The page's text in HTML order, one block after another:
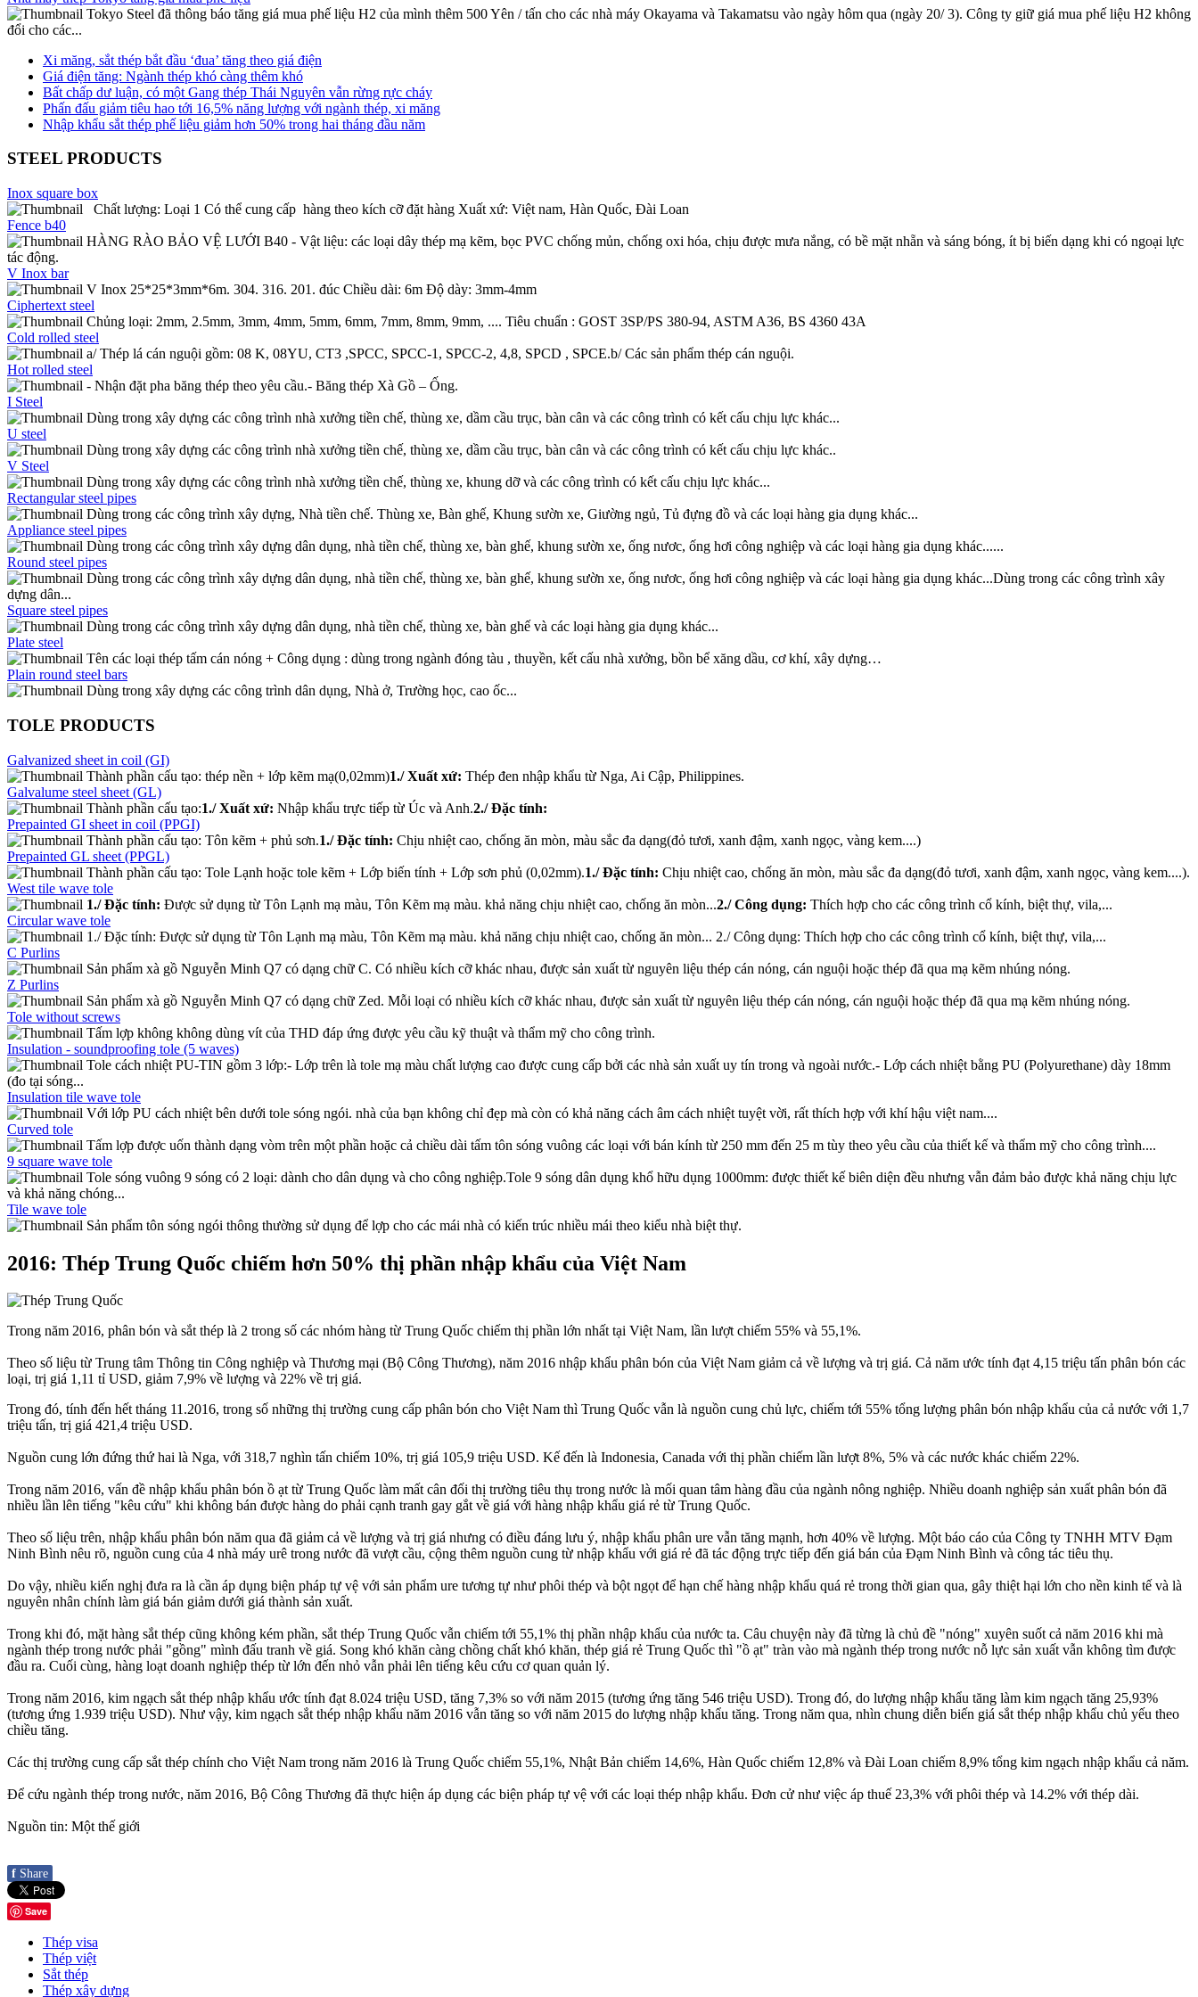
Tokyo Steel đã thông báo tăng giá mua phế liệu H2 của mình thêm 500 Yên / tấn cho các nhà máy Okayama và Takamatsu vào ngày hôm qua (ngày 20/ 3). Công ty giữ giá mua phế liệu H2 không
đổi cho các...
Xi măng, sắt thép bắt đầu ‘đua’ tăng theo giá điện
Giá điện tăng: Ngành thép khó càng thêm khó
Bất chấp dư luận, có một Gang thép Thái Nguyên vẫn rừng rực cháy
Phấn đấu giảm tiêu hao tới 16,5% năng lượng với ngành thép, xi măng
Nhập khẩu sắt thép phế liệu giảm hơn 50% trong hai tháng đầu năm
STEEL PRODUCTS
Inox square box
Chất lượng: Loại 1 Có thể cung cấp hàng theo kích cỡ đặt hàng Xuất xứ: Việt nam, Hàn Quốc, Đài Loan
Fence b40
HÀNG RÀO BẢO VỆ LƯỚI B40 - Vật liệu: các loại dây thép mạ kẽm, bọc PVC chống mủn, chống oxi hóa, chịu được mưa nắng, có bề mặt nhẵn và sáng bóng, ít bị biến dạng khi có ngoại lực
tác động.
V Inox bar
V Inox 25*25*3mm*6m. 304. 316. 201. đúc Chiều dài: 6m Độ dày: 3mm-4mm
Ciphertext steel
Chủng loại: 2mm, 2.5mm, 3mm, 4mm, 5mm, 6mm, 7mm, 8mm, 9mm, .... Tiêu chuẩn : GOST 3SP/PS 380-94, ASTM A36, BS 4360 43A
Cold rolled steel
a/ Thép lá cán nguội gồm: 08 K, 08YU, CT3 ,SPCC, SPCC-1, SPCC-2, 4,8, SPCD , SPCE.b/ Các sản phẩm thép cán nguội.
Hot rolled steel
- Nhận đặt pha băng thép theo yêu cầu.- Băng thép Xà Gồ – Ống.
I Steel
Dùng trong xây dựng các công trình nhà xưởng tiền chế, thùng xe, dầm cầu trục, bàn cân và các công trình có kết cấu chịu lực khác...
U steel
Dùng trong xây dựng các công trình nhà xưởng tiền chế, thùng xe, dầm cầu trục, bàn cân và các công trình có kết cấu chịu lực khác..
V Steel
Dùng trong xây dựng các công trình nhà xưởng tiền chế, thùng xe, khung dỡ và các công trình có kết cấu chịu lực khác...
Rectangular steel pipes
Dùng trong các công trình xây dựng, Nhà tiền chế. Thùng xe, Bàn ghế, Khung sườn xe, Giường ngủ, Tủ đựng đồ và các loại hàng gia dụng khác...
Appliance steel pipes
Dùng trong các công trình xây dựng dân dụng, nhà tiền chế, thùng xe, bàn ghế, khung sườn xe, ống nươc, ống hơi công nghiệp và các loại hàng gia dụng khác......
Round steel pipes
Dùng trong các công trình xây dựng dân dụng, nhà tiền chế, thùng xe, bàn ghế, khung sườn xe, ống nươc, ống hơi công nghiệp và các loại hàng gia dụng khác...Dùng trong các công trình xây
dựng dân...
Square steel pipes
Dùng trong các công trình xây dựng dân dụng, nhà tiền chế, thùng xe, bàn ghế và các loại hàng gia dụng khác...
Plate steel
Tên các loại thép tấm cán nóng + Công dụng : dùng trong ngành đóng tàu , thuyền, kết cấu nhà xưởng, bồn bể xăng dầu, cơ khí, xây dựng…
Plain round steel bars
Dùng trong xây dựng các công trình dân dụng, Nhà ở, Trường học, cao ốc...
TOLE PRODUCTS
Galvanized sheet in coil (GI)
Thành phần cấu tạo: thép nền + lớp kẽm mạ(0,02mm)1./ Xuất xứ: Thép đen nhập khẩu từ Nga, Ai Cập, Philippines.
Galvalume steel sheet (GL)
Thành phần cấu tạo:1./ Xuất xứ: Nhập khẩu trực tiếp từ Úc và Anh.2./ Đặc tính:
Prepainted GI sheet in coil (PPGI)
Thành phần cấu tạo: Tôn kẽm + phủ sơn.1./ Đặc tính: Chịu nhiệt cao, chống ăn mòn, màu sắc đa dạng(đỏ tươi, xanh đậm, xanh ngọc, vàng kem....)
Prepainted GL sheet (PPGL)
Thành phần cấu tạo: Tole Lạnh hoặc tole kẽm + Lớp biến tính + Lớp sơn phủ (0,02mm).1./ Đặc tính: Chịu nhiệt cao, chống ăn mòn, màu sắc đa dạng(đỏ tươi, xanh đậm, xanh ngọc, vàng kem....).
West tile wave tole
1./ Đặc tính: Được sử dụng từ Tôn Lạnh mạ màu, Tôn Kẽm mạ màu. khả năng chịu nhiệt cao, chống ăn mòn...2./ Công dụng: Thích hợp cho các công trình cổ kính, biệt thự, vila,...
Circular wave tole
1./ Đặc tính: Được sử dụng từ Tôn Lạnh mạ màu, Tôn Kẽm mạ màu. khả năng chịu nhiệt cao, chống ăn mòn... 2./ Công dụng: Thích hợp cho các công trình cổ kính, biệt thự, vila,...
C Purlins
Sản phẩm xà gồ Nguyễn Minh Q7 có dạng chữ C. Có nhiều kích cỡ khác nhau, được sản xuất từ nguyên liệu thép cán nóng, cán nguội hoặc thép đã qua mạ kẽm nhúng nóng.
Z Purlins
Sản phẩm xà gồ Nguyễn Minh Q7 có dạng chữ Zed. Mỗi loại có nhiều kích cỡ khác nhau, được sản xuất từ nguyên liệu thép cán nóng, cán nguội hoặc thép đã qua mạ kẽm nhúng nóng.
Tole without screws
Tấm lợp không không dùng vít của THD đáp ứng được yêu cầu kỹ thuật và thẩm mỹ cho công trình.
Insulation - soundproofing tole (5 waves)
Tole cách nhiệt PU-TIN gồm 3 lớp:- Lớp trên là tole mạ màu chất lượng cao được cung cấp bởi các nhà sản xuất uy tín trong và ngoài nước.- Lớp cách nhiệt bằng PU (Polyurethane) dày 18mm
(đo tại sóng...
Insulation tile wave tole
Với lớp PU cách nhiệt bên dưới tole sóng ngói. nhà của bạn không chỉ đẹp mà còn có khả năng cách âm cách nhiệt tuyệt vời, rất thích hợp với khí hậu việt nam....
Curved tole
Tấm lợp được uốn thành dạng vòm trên một phần hoặc cả chiều dài tấm tôn sóng vuông các loại với bán kính từ 250 mm đến 25 m tùy theo yêu cầu của thiết kế và thẩm mỹ cho công trình....
9 square wave tole
Tole sóng vuông 9 sóng có 2 loại: dành cho dân dụng và cho công nghiệp.Tole 9 sóng dân dụng khổ hữu dụng 1000mm: được thiết kế biên diện đều nhưng vẫn đảm bảo được khả năng chịu lực
và khả năng chóng...
Tile wave tole
Sản phẩm tôn sóng ngói thông thường sử dụng để lợp cho các mái nhà có kiến trúc nhiều mái theo kiểu nhà biệt thự.
2016: Thép Trung Quốc chiếm hơn 50% thị phần nhập khẩu của Việt Nam
Trong năm 2016, phân bón và sắt thép là 2 trong số các nhóm hàng từ Trung Quốc chiếm thị phần lớn nhất tại Việt Nam, lần lượt chiếm 55% và 55,1%.
Theo số liệu từ Trung tâm Thông tin Công nghiệp và Thương mại (Bộ Công Thương), năm 2016 nhập khẩu phân bón của Việt Nam giảm cả về lượng và trị giá. Cả năm ước tính đạt 4,15 triệu tấn phân bón các
loại, trị giá 1,11 tỉ USD, giảm 7,9% về lượng và 22% về trị giá.
Trong đó, tính đến hết tháng 11.2016, trong số những thị trường cung cấp phân bón cho Việt Nam thì Trung Quốc vẫn là nguồn cung chủ lực, chiếm tới 55% tổng lượng phân bón nhập khẩu của cả nước với 1,7
triệu tấn, trị giá 421,4 triệu USD.
Nguồn cung lớn đứng thứ hai là Nga, với 318,7 nghìn tấn chiếm 10%, trị giá 105,9 triệu USD. Kế đến là Indonesia, Canada với thị phần chiếm lần lượt 8%, 5% và các nước khác chiếm 22%.
Trong năm 2016, vấn đề nhập khẩu phân bón ồ ạt từ Trung Quốc làm mất cân đối thị trường tiêu thụ trong nước là mối quan tâm hàng đầu của ngành nông nghiệp. Nhiều doanh nghiệp sản xuất phân bón đã
nhiều lần lên tiếng "kêu cứu" khi không bán được hàng do phải cạnh tranh gay gắt về giá với hàng nhập khẩu giá rẻ từ Trung Quốc.
Theo số liệu trên, nhập khẩu phân bón năm qua đã giảm cả về lượng và trị giá nhưng có điều đáng lưu ý, nhập khẩu phân ure vẫn tăng mạnh, hơn 40% về lượng. Một báo cáo của Công ty TNHH MTV Đạm
Ninh Bình nêu rõ, nguồn cung của 4 nhà máy urê trong nước đã vượt cầu, cộng thêm nguồn cung từ nhập khẩu với giá rẻ đã tác động trực tiếp đến giá bán của Đạm Ninh Bình và công tác tiêu thụ.
Do vậy, nhiều kiến nghị đưa ra là cần áp dụng biện pháp tự vệ với sản phẩm ure tương tự như phôi thép và bột ngọt để hạn chế hàng nhập khẩu quá rẻ trong thời gian qua, gây thiệt hại lớn cho nền kinh tế và là
nguyên nhân chính làm giá bán giảm dưới giá thành sản xuất.
Trong khi đó, mặt hàng sắt thép cũng không kém phần, sắt thép Trung Quốc vẫn chiếm tới 55,1% thị phần nhập khẩu của nước ta. Câu chuyện này đã từng là chủ đề "nóng" xuyên suốt cả năm 2016 khi mà
ngành thép trong nước phải "gồng" mình đấu tranh về giá. Song khó khăn càng chồng chất khó khăn, thép giá rẻ Trung Quốc thì "ồ ạt" tràn vào mà ngành thép trong nước nỗ lực sản xuất vẫn không tìm được
đầu ra. Cuối cùng, hàng loạt doanh nghiệp thép từ lớn đến nhỏ vẫn phải lên tiếng kêu cứu cơ quan quản lý.
Trong năm 2016, kim ngạch sắt thép nhập khẩu ước tính đạt 8.024 triệu USD, tăng 7,3% so với năm 2015 (tương ứng tăng 546 triệu USD). Trong đó, do lượng nhập khẩu tăng làm kim ngạch tăng 25,93%
(tương ứng 1.939 triệu USD). Như vậy, kim ngạch sắt thép nhập khẩu năm 2016 vẫn tăng so với năm 2015 do lượng nhập khẩu tăng. Trong năm qua, nhìn chung diễn biến giá sắt thép nhập khẩu chủ yếu theo
chiều tăng.
Các thị trường cung cấp sắt thép chính cho Việt Nam trong năm 2016 là Trung Quốc chiếm 55,1%, Nhật Bản chiếm 14,6%, Hàn Quốc chiếm 12,8% và Đài Loan chiếm 8,9% tổng kim ngạch nhập khẩu cả năm.
Để cứu ngành thép trong nước, năm 2016, Bộ Công Thương đã thực hiện áp dụng các biện pháp tự vệ với các loại thép nhập khẩu. Đơn cử như việc áp thuế 23,3% với phôi thép và 14.2% với thép dài.
Nguồn tin: Một thế giới
f Share
Save
Thép visa
Thép việt
Sắt thép
Thép xây dựng